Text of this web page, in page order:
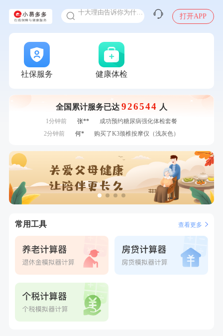
入职体检在线预约
甲状腺癌怎么筛查
打开APP
社保服务 健康体检
全国累计服务已达 926544 人
7分钟前 毛**
成功预约了尊享版孕前套餐（女）
成功预约了入职体检套餐
购买了美的1.5L电热水壶HJ1522
刚刚
购买了美的1.5L电热水壶HJ1522
1分钟前
周**
成功预约了男性健康套餐
1分钟前
张**
成功预约糖尿病强化体检套餐
2分钟前
何*
购买了K3颈椎按摩仪（浅灰色）
王**
成功预约女性常规体检套餐
4分钟前
林**
成功预约糖尿病强化体检套餐
6分钟前
李**
购买了七年五季黑咖啡速溶低脂无添加蔗糖美式咖啡粉
24g*2盒
购买了美的体重秤 MO-CW5 白色
刚刚
购买了美的1.5L电热水壶HJ1522
常用工具 查看更多